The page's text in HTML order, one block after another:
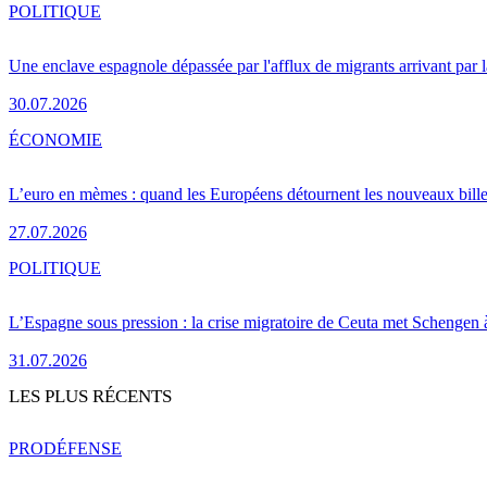
Une enclave espagnole dépassée par l'afflux de migrants arrivant par
30.07.2026
POLITIQUE
L’euro en mèmes : quand les Européens détournent les nouveaux
27.07.2026
ÉCONOMIE
L’Espagne sous pression : la crise migratoire de Ceuta met Schengen
31.07.2026
POLITIQUE
LES PLUS RÉCENTS
PRODÉFENSE